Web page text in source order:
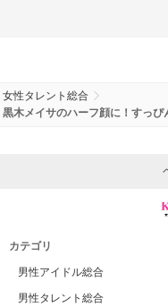
女性タレント総合
黒木メイサのハーフ顔に！すっ
カテゴリ
男性アイドル総合
男性タレント総合